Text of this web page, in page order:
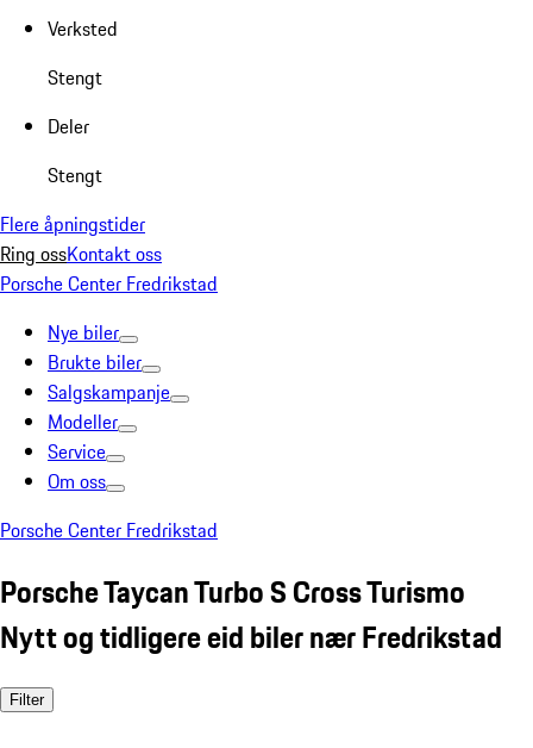
Verksted
Stengt
Deler
Stengt
Flere åpningstider
Ring ossKontakt oss
Porsche Center Fredrikstad
Nye biler
Brukte biler
Salgskampanje
Modeller
Service
Om oss
Porsche Center Fredrikstad
Porsche Taycan Turbo S Cross Turismo
Nytt og tidligere eid biler nær Fredrikstad
Filter